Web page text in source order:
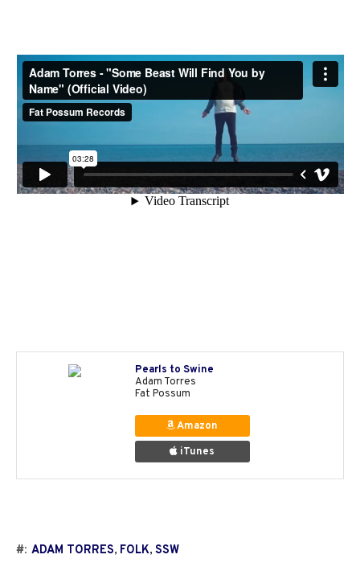
Pearls to Swine
Adam Torres
Fat Possum
Amazon
iTunes
#: ADAM TORRES, FOLK, SSW